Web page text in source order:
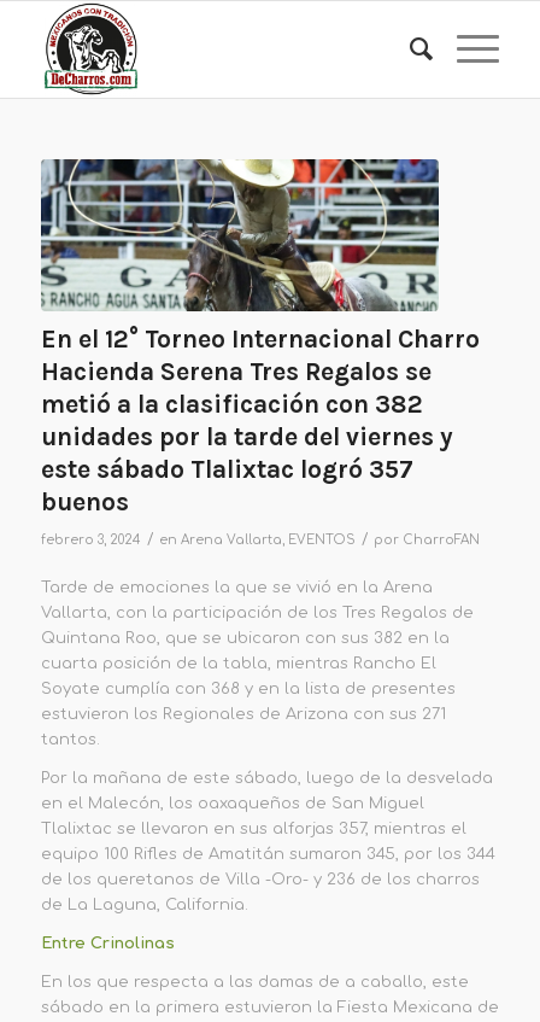
En el 12° Torneo Internacional Charro
Hacienda Serena Tres Regalos se
metió a la clasificación con 382
unidades por la tarde del viernes y
este sábado Tlalixtac logró 357
buenos
febrero 3, 2024 / en Arena Vallarta EVENTOS / por CharroFAN
Tarde de emociones la que se vivió en la Arena
Vallarta, con la participación de los Tres Rega los de
Quintana Roo, que se ubicaron con sus 382 en la
cuarta posición de la tabla, mientras Rancho El
Soyate cumplía con 368 y en la lista de presentes
estuvieron
los Regionales de Arizona con sus 271
tantos.
Por
la mañana de este sábado, luego de la desvelada
en el Malecón , los oaxaqueños de San Miguel
Tlalixtac se llevaron en sus alforjas 357, mientras el
equipo 100 Rifles de Amatitán sumaron 345, por los 344
de los queretanos de Villa -Oro- y 236 de los charros
de La Laguna, California.
Entre Crinolinas
En los que respecta a las damas de a caballo, este
sábado en la primera estuvieron la Fiesta Mexicana de